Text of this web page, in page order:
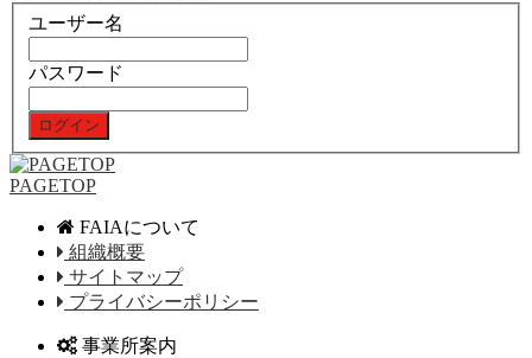
ユーザー名
パスワード
PAGETOP
FAIAについて
組織概要
サイトマップ
プライバシーポリシー
事業所案内